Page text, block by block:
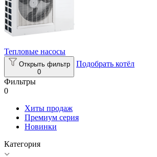
Тепловые насосы
Открыть фильтр
0
Подобрать котёл
Фильтры
0
Хиты продаж
Премиум серия
Новинки
Категория